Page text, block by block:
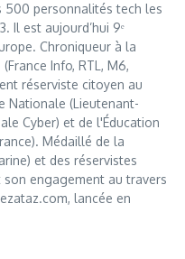
500 personnalités tech les
Il est aujourd’hui 9ᵉ
Chroniqueur à la
Info, RTL, M6,
réserviste citoyen au
Nationale (Lieutenant-
Cyber) et de l'Éducation
Médaillé de la
et des réservistes
engagement au travers
lancée en